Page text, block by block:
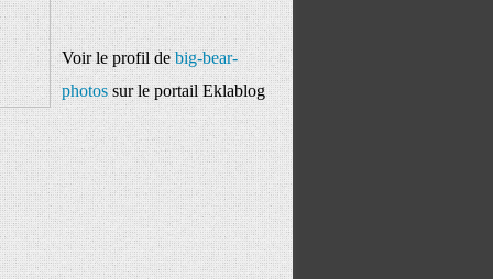
Voir le profil debig-bear-
photossur le portail Eklablog